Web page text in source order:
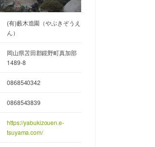
(有)藪木造園（やぶきぞうえ
ん）
岡山県苫田郡鏡野町真加部
1489-8
0868540342
0868543839
https://yabukizouen.e-
tsuyama.com/